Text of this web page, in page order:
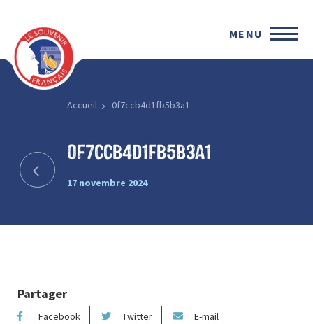
MENU
Accueil 0f7ccb4d1fb5b3a1
0f7ccb4d1fb5b3a1
17 novembre 2024
Partager
Facebook Twitter E-mail